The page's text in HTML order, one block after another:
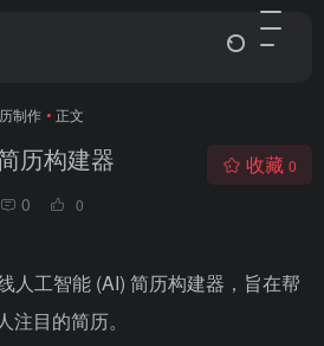
制作 • 正文
历构建器
0 0
收藏 0
人工智能 (AI) 简历构建器，旨在帮
目的简历。